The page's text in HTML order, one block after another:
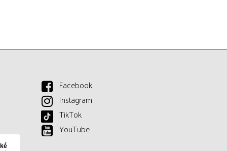
Facebook
Instagram
TikTok
YouTube